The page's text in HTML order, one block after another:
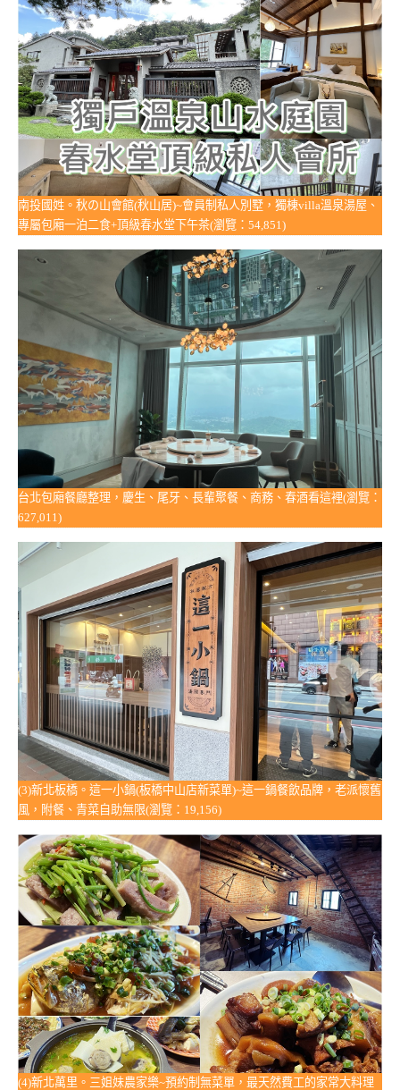
南投國姓。秋の山會館(秋山居)~會員制私人別墅，獨棟villa溫泉湯屋、
專屬包廂一泊二食+頂級春水堂下午茶(瀏覽：54,851)
台北包廂餐廳整理，慶生、尾牙、長輩聚餐、商務、春酒看這裡(瀏覽：
627,011)
(3)新北板橋。這一小鍋(板橋中山店新菜單)~這一鍋餐飲品牌，老派懷舊
風，附餐、青菜自助無限(瀏覽：19,156)
(4)新北萬里。三姐妹農家樂~預約制無菜單，最天然費工的家常大料理